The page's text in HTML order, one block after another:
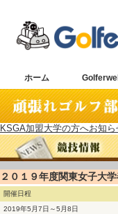
ホーム
KSGA加盟大学の方へお知ら
２０１９年度関東女子大
開催日程
2019年5月7日～5月8日